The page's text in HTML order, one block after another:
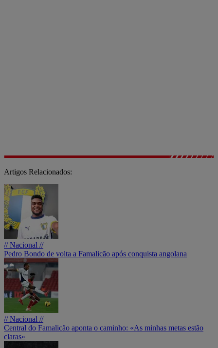
Artigos Relacionados:
// Nacional //
Pedro Bondo de volta a Famalicão após conquista angolana
// Nacional //
Central do Famalicão aponta o caminho: «As minhas metas estão
claras»